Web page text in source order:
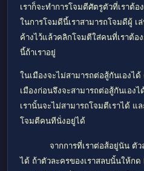
เราก็จะทำการโจมตีศัตรูตัวที่เราต้
ในการโจมดีนี้เราสามารถโจมดีผู้ เ
ค้างไว้แล้วคลิกโจมตีใส่คนที่เราต้อ
นี้ถ้าเราอยู่
ในเมืองจะไม่สามารถต่อสู้กันเองไ
เมืองก่อนจึงจะสามารถต่อสู้กันเอง
เรานั้นจะไม่สามารถโจมตีเราได้ แ
โจมตีคนทีนั่งอยู่ได้
จากการที่เราต่อส้อยู่นัน ตัว
ได้ ถ้าตัวละครของเราสลบนั้นให้กด